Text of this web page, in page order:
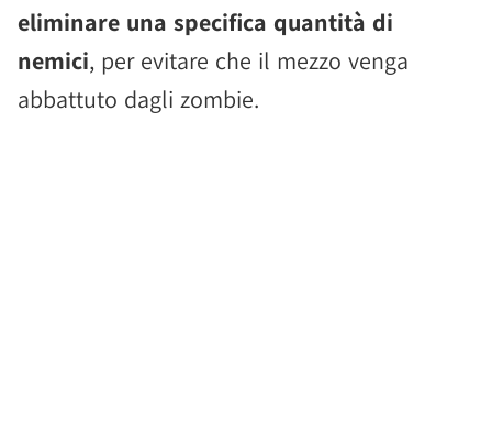
eliminare una specifica quantità di
nemici, per evitare che il mezzo venga
abbattuto dagli zombie.